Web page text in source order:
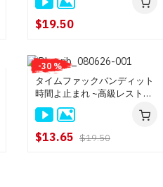
$19.50
-30 %
タイムファックバンディット
時間よ止まれ ~高級レストラ
ン編~ : 野々宮すず, 笹宮えれ
な
$13.65 $19.50